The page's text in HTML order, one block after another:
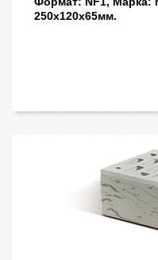
250x120x65мм.